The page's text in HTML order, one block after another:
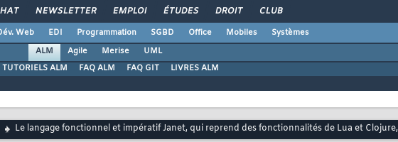
NEWSLETTER EMPLOI ÉTUDES DROIT CLUB
Web EDI Programmation SGBD Office Mobiles
Systèmes
ALM
Agile Merise
UML
TUTORIELS ALM FAQ ALM FAQ GIT LIVRES ALM
Le langage fonctionnel et impératif Janet, qui reprend des fonctionnalités de Lua et Clojure,